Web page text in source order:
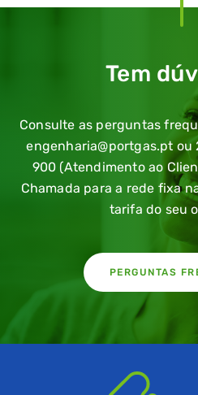
Tem
Consulte as perguntas
engenharia@portgas.pt
900 (Atendimento ao
Chamada para a rede fixa
tarifa do seu
PERGUNTAS